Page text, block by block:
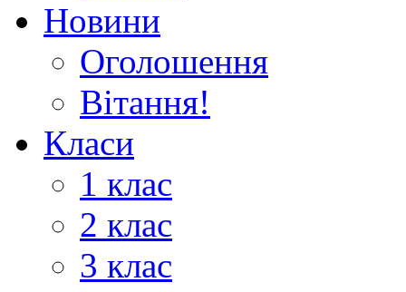
Новини
Оголошення
Вітання!
Класи
1 клас
2 клас
3 клас